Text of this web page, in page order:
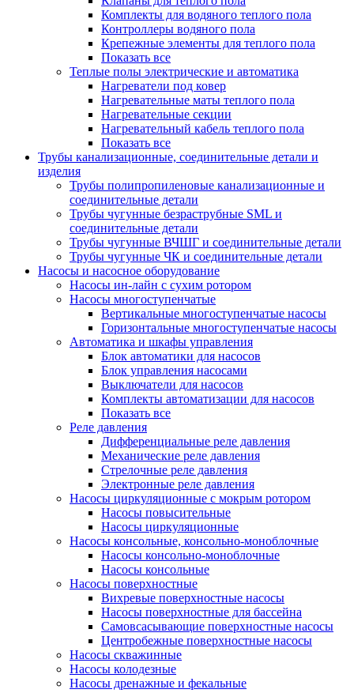
Комплекты для водяного теплого пола
Контроллеры водяного пола
Крепежные элементы для теплого пола
Показать все
Теплые полы электрические и автоматика
Нагреватели под ковер
Нагревательные маты теплого пола
Нагревательные секции
Нагревательный кабель теплого пола
Показать все
Трубы канализационные, соединительные детали и
изделия
Трубы полипропиленовые канализационные и
соединительные детали
Трубы чугунные безраструбные SML и
соединительные детали
Трубы чугунные ВЧШГ и соединительные детали
Трубы чугунные ЧК и соединительные детали
Насосы и насосное оборудование
Насосы ин-лайн с сухим ротором
Насосы многоступенчатые
Вертикальные многоступенчатые насосы
Горизонтальные многоступенчатые насосы
Автоматика и шкафы управления
Блок автоматики для насосов
Блок управления насосами
Выключатели для насосов
Комплекты автоматизации для насосов
Показать все
Реле давления
Дифференциальные реле давления
Механические реле давления
Стрелочные реле давления
Электронные реле давления
Насосы циркуляционные с мокрым ротором
Насосы повысительные
Насосы циркуляционные
Насосы консольные, консольно-моноблочные
Насосы консольно-моноблочные
Насосы консольные
Насосы поверхностные
Вихревые поверхностные насосы
Насосы поверхностные для бассейна
Самовсасывающие поверхностные насосы
Центробежные поверхностные насосы
Насосы скважинные
Насосы колодезные
Насосы дренажные и фекальные